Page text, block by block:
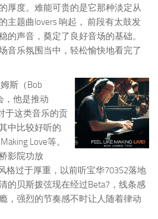
厚度。难能可贵的是它那种淡定从
主题曲lovers 响起， 前段有太鼓发
的声音，奠定了良好音场的基础。
音乐氛围当中，轻松愉快地看完了
斯（Bob
，他是推动
于这类音乐的贡
中比较好听的
Love等。
影院功放
格过于厚重，以前听宝华703S2落地
的贝斯拨弦现在经过Beta7，线条感
，强烈的节奏感不时让人随着律动